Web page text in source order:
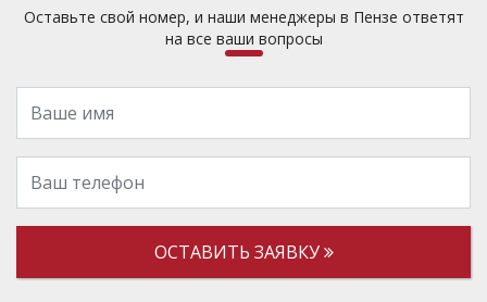
Оставьте свой номер, и наши менеджеры в Пензе ответят
на все ваши вопросы
ОСТАВИТЬ ЗАЯВКУ